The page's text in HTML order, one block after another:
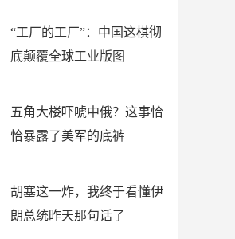
“工厂的工厂”：中国这棋彻
底颠覆全球工业版图
五角大楼吓唬中俄？这事恰
恰暴露了美军的底裤
胡塞这一炸，我终于看懂伊
朗总统昨天那句话了